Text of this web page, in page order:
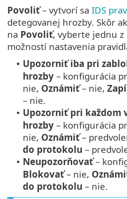
Povoliť– vytvorí sa IDS
detegovanej hrozby. Skôr
na Povoliť, vyberte jednu
možností nastavenia
• Upozorniť iba pri
hrozby – konfigurácia
nie, Oznámiť– nie,
– nie.
• Upozorniť pri každom
hrozby – konfigurácia
nie, Oznámiť–
do protokolu –
• Neupozorňovať–
Blokovať– nie,
do protokolu – nie.